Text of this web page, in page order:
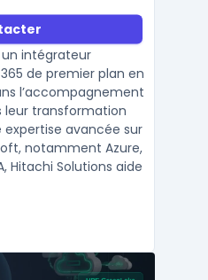
intégrateur
de premier plan en
l’accompagnement
leur transformation
avancée sur
notamment Azure,
Hitachi Solutions aide